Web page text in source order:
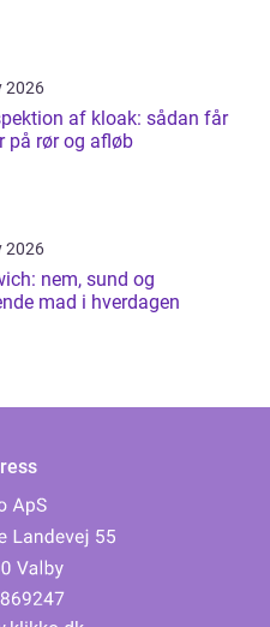
2026
af kloak: sådan får
på rør og afløb
2026
nem, sund og
mad i hverdagen